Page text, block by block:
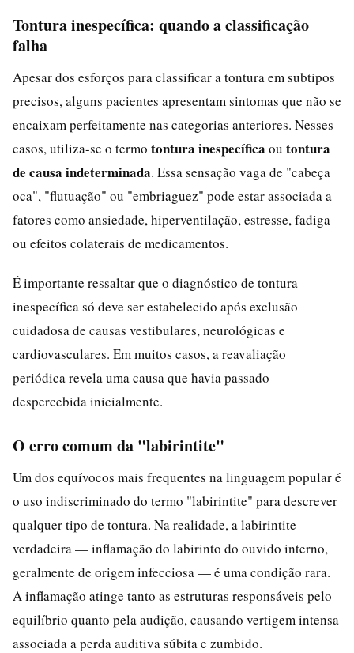
Tontura inespecífica: quando a classificação
falha
Apesar dos esforços para classificar a tontura em subtipos
precisos, alguns pacientes apresentam sintomas que não se
encaixam perfeitamente nas categorias anteriores. Nesses
casos, utiliza-se o termo tontura inespecífica ou tontura
de causa indeterminada. Essa sensação vaga de "cabeça
oca", "flutuação" ou "embriaguez" pode estar associada a
fatores como ansiedade, hiperventilação, estresse, fadiga
ou efeitos colaterais de medicamentos.
É importante ressaltar que o diagnóstico de tontura
inespecífica só deve ser estabelecido após exclusão
cuidadosa de causas vestibulares, neurológicas e
cardiovasculares. Em muitos casos, a reavaliação
periódica revela uma causa que havia passado
despercebida inicialmente.
O erro comum da "labirintite"
Um dos equívocos mais frequentes na linguagem popular é
o uso indiscriminado do termo "labirintite" para descrever
qualquer tipo de tontura. Na realidade, a labirintite
verdadeira — inflamação do labirinto do ouvido interno,
geralmente de origem infecciosa — é uma condição rara.
A inflamação atinge tanto as estruturas responsáveis pelo
equilíbrio quanto pela audição, causando vertigem intensa
associada a perda auditiva súbita e zumbido.